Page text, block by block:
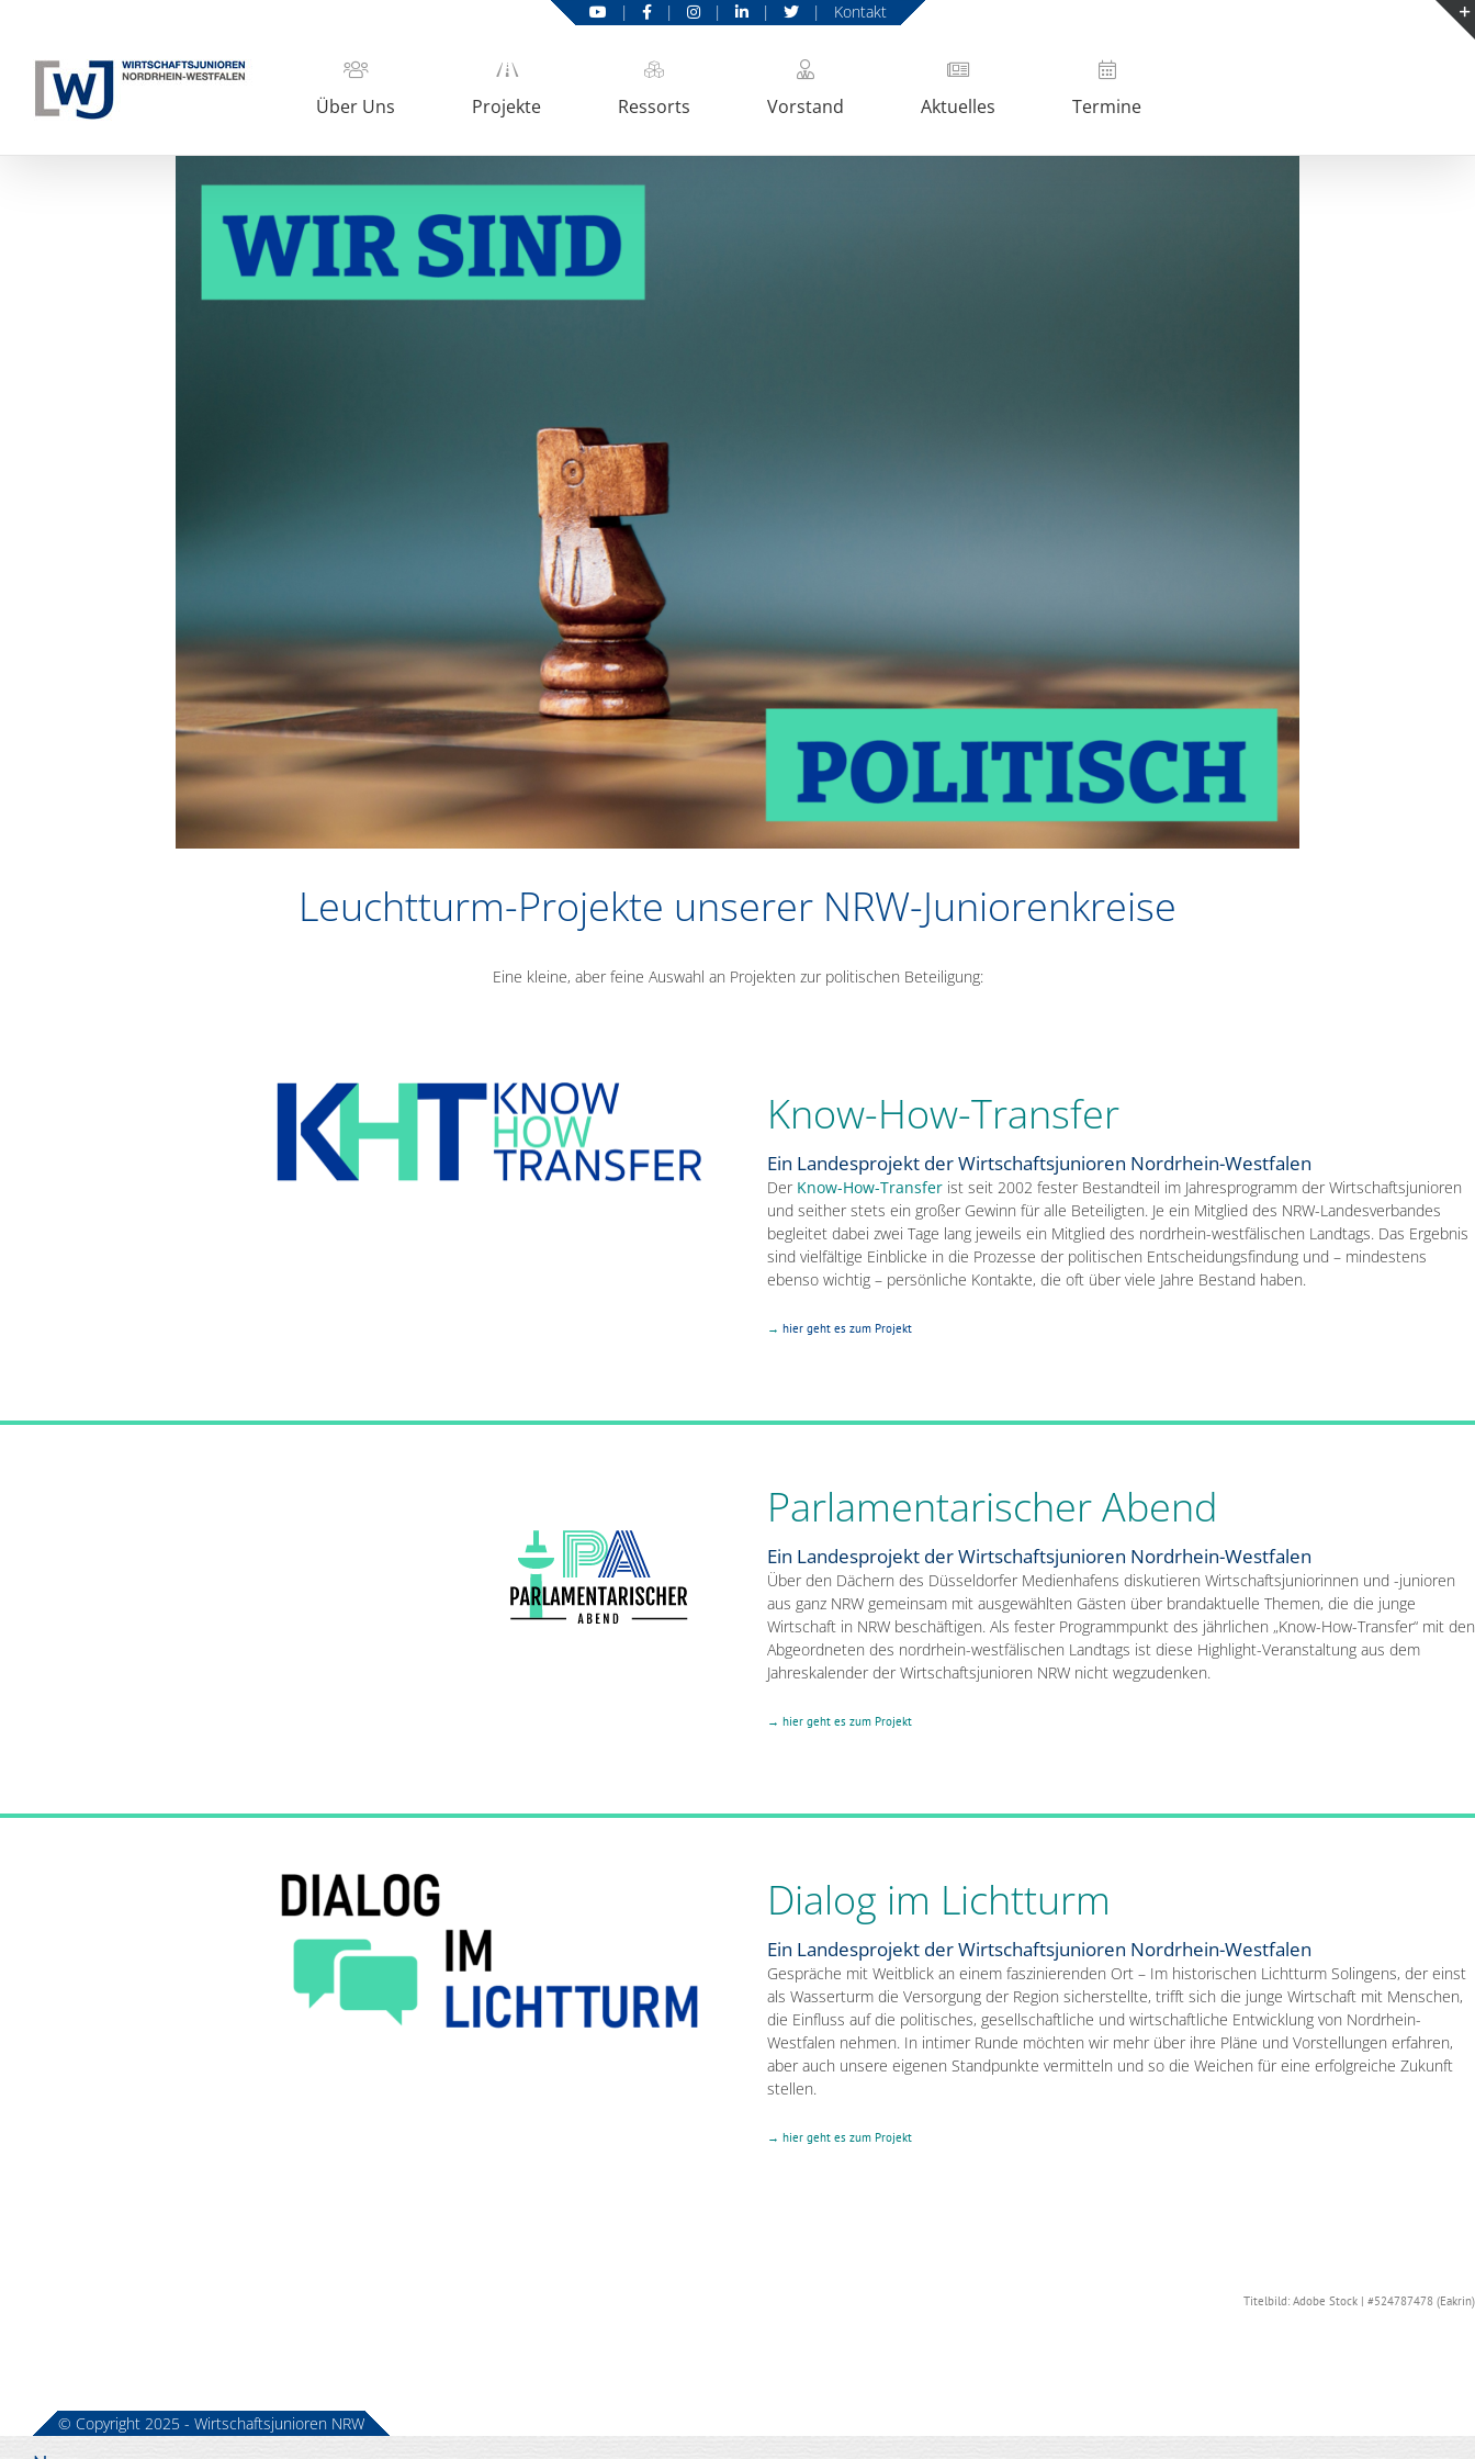
springen
Über Uns Projekte Ressorts Vorstand Aktuelles Termine
| | | | | Kontakt
Leuchtturm-Projekte unserer NRW-Juniorenkreise
Eine kleine, aber feine Auswahl an Projekten zur politischen Beteiligung:
Know-How-Transfer
Ein Landesprojekt der Wirtschaftsjunioren Nordrhein-Westfalen
Der Know-How-Transferist seit 2002 fester Bestandteil im Jahresprogramm der Wirtschaftsjunioren
und seither stets ein großer Gewinn für alle Beteiligten. Je ein Mitglied des NRW-Landesverbandes
begleitet dabei zwei Tage lang jeweils ein Mitglied des nordrhein-westfälischen Landtags. Das Ergebnis
sind vielfältige Einblicke in die Prozesse der politischen Entscheidungsfindung und – mindestens
ebenso wichtig – persönliche Kontakte, die oft über viele Jahre Bestand haben.
→ hier geht es zum Projekt
Parlamentarischer Abend
Ein Landesprojekt der Wirtschaftsjunioren Nordrhein-Westfalen
Über den Dächern des Düsseldorfer Medienhafens diskutieren Wirtschaftsjuniorinnen und -junioren
aus ganz NRW gemeinsam mit ausgewählten Gästen über brandaktuelle Themen, die die junge
Wirtschaft in NRW beschäftigen. Als fester Programmpunkt des jährlichen „Know-How-Transfer“ mit den
Abgeordneten des nordrhein-westfälischen Landtags ist diese Highlight-Veranstaltung aus dem
Jahreskalender der Wirtschaftsjunioren NRW nicht wegzudenken.
→ hier geht es zum Projekt
Dialog im Lichtturm
Ein Landesprojekt der Wirtschaftsjunioren Nordrhein-Westfalen
Gespräche mit Weitblick an einem faszinierenden Ort – Im historischen Lichtturm Solingens, der einst
als Wasserturm die Versorgung der Region sicherstellte, trifft sich die junge Wirtschaft mit Menschen,
die Einfluss auf die politisches, gesellschaftliche und wirtschaftliche Entwicklung von Nordrhein-
Westfalen nehmen. In intimer Runde möchten wir mehr über ihre Pläne und Vorstellungen erfahren,
aber auch unsere eigenen Standpunkte vermitteln und so die Weichen für eine erfolgreiche Zukunft
stellen.
→ hier geht es zum Projekt
Titelbild: Adobe Stock | #524787478 (Eakrin)
© Copyright 2025 - Wirtschaftsjunioren NRW